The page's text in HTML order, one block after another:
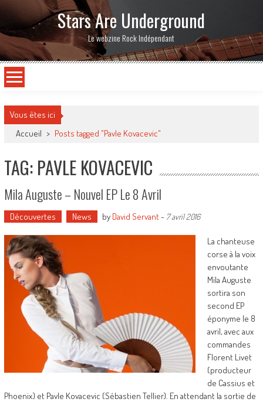
Stars Are Underground
Le webzine Rock Indépendant
Vous êtes ici
Accueil > Posts tagged "Pavle Kovacevic"
TAG: PAVLE KOVACEVIC
Mila Auguste – Nouvel EP Le 8 Avril
Découvertes News by David Servant- 7 avril 2016
La chanteuse
corse à la voix
envoutante
Mila Auguste
sortira son
second EP
éponyme le 8
avril, avec aux
commandes
Florent Livet
(producteur
de Cassius et
Phoenix) et Pavle Kovacevic (Sébastien Tellier). En attendant la sortie de